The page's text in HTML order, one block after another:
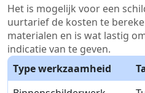
Het is mogelijk voor een
uurtarief de kosten te
materialen en is wat lastig
indicatie van te geven.
Type werkzaamheid